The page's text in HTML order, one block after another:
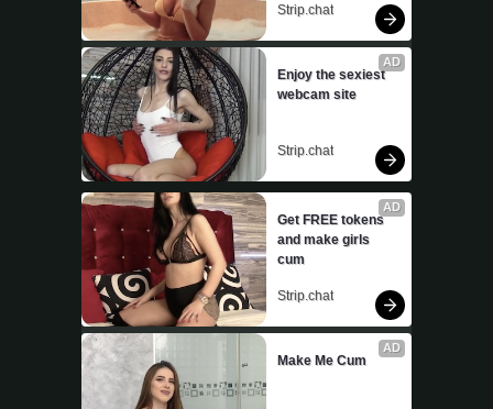
Strip.chat
AD
Enjoy the sexiest
webcam site
Strip.chat
AD
Get FREE tokens
and make girls
cum
Strip.chat
AD
Make Me Cum